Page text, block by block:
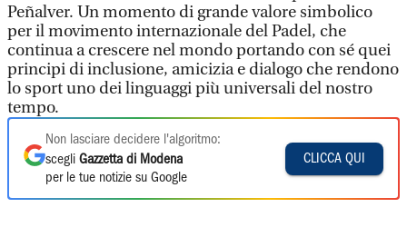
Peñalver. Un momento di grande valore simbolico
per il movimento internazionale del Padel, che
continua a crescere nel mondo portando con sé quei
principi di inclusione, amicizia e dialogo che rendono
lo sport uno dei linguaggi più universali del nostro
tempo.
Non lasciare decidere l'algoritmo:
scegli Gazzetta di Modena
per le tue notizie su Google
CLICCA QUI